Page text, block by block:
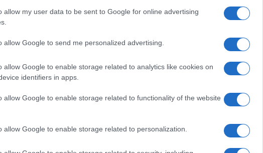
allow my user data to be sent to Google for online advertising
allow Google to send me personalized advertising.
allow Google to enable storage related to analytics like cookies on
identifiers in apps.
allow Google to enable storage related to functionality of the website
allow Google to enable storage related to personalization.
inny z kolei stawia na
silnika z charakterystycznymi
stylizowane na obręcze stosowane
czasu detalom. Designerzy
i niebieskiego lakieru, a także oraz
które będzie odpowiadało